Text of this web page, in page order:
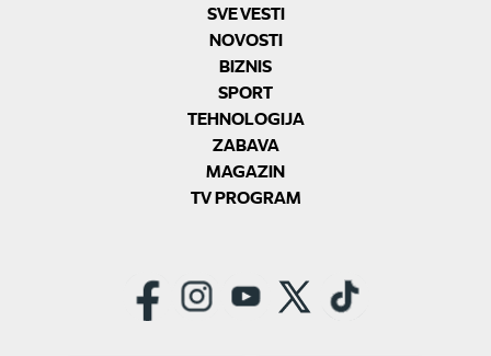
SVE VESTI
NOVOSTI
BIZNIS
SPORT
TEHNOLOGIJA
ZABAVA
MAGAZIN
TV PROGRAM